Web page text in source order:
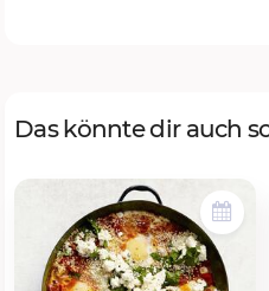
Das könnte dir auch